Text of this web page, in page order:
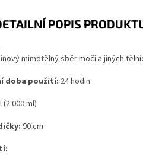
POPIS
mimotělný sběr moči a jiných
doba použití: 24 hodin
(2 000 ml)
90 cm